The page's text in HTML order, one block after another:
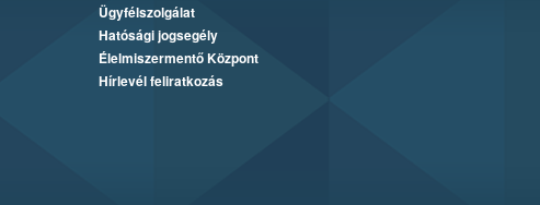
Ügyfélszolgálat
Hatósági jogsegély
Élelmiszermentő Központ
Hírlevél feliratkozás